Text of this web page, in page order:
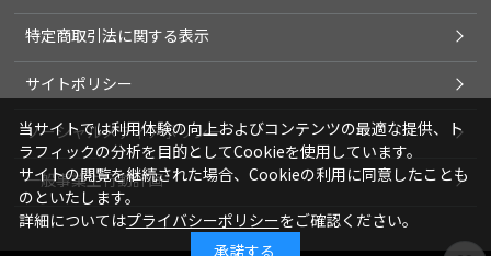
特定商取引法に関する表示
サイトポリシー
ソーシャルメディアポリシー
一般事業主行動計画
当サイトでは利用体験の向上およびコンテンツの最適な提供、ト
ラフィックの分析を目的としてCookieを使用しています。
サイトの閲覧を継続された場合、Cookieの利用に同意したことも
のといたします。
詳細についてはプライバシーポリシーをご確認ください。
承諾する